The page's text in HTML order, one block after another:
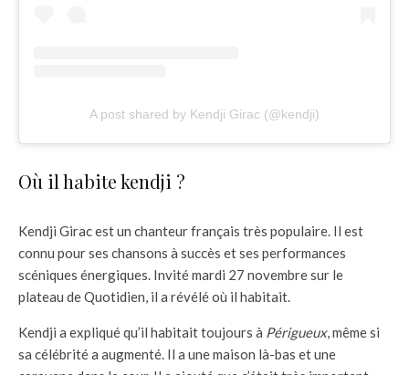
A post shared by Kendji Girac (@kendji)
Où il habite kendji ?
Kendji Girac est un chanteur français très populaire. Il est
connu pour ses chansons à succès et ses performances
scéniques énergiques. Invité mardi 27 novembre sur le
plateau de Quotidien, il a révélé où il habitait.
Kendji a expliqué qu’il habitait toujours à Périgueux, même si
sa célébrité a augmenté. Il a une maison là-bas et une